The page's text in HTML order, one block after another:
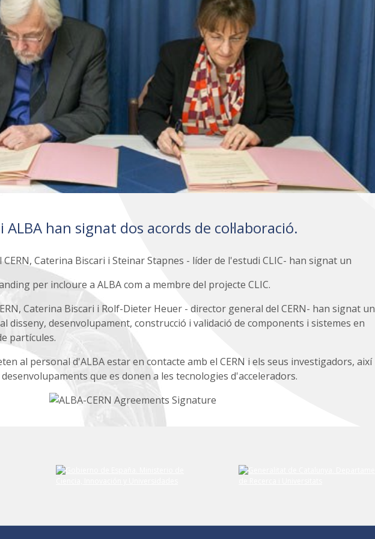
ALBA han signat dos acords de col·laboració.
CERN, Caterina Biscari i Steinar Stapnes - líder de l'estudi CLIC- han signat un
per incloure a ALBA com a membre del projecte CLIC.
Caterina Biscari i Rolf-Dieter Heuer - director general del CERN- han signat un
disseny, desenvolupament, construcció i validació de components i sistemes en
partícules.
al personal d'ALBA estar en contacte amb el CERN i els seus investigadors, així
que es donen a les tecnologies d'acceleradors.